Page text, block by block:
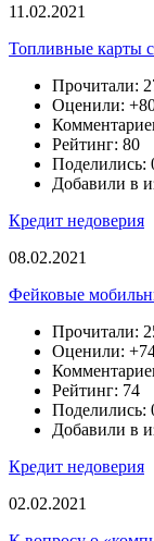
11.02.2021
Топливные карты
Прочитали:
Оценили:
Рейтинг: 80
Поделились:
Добавили в
Кредит недоверия
08.02.2021
Фейковые
Прочитали:
Оценили:
Рейтинг: 74
Поделились:
Добавили в
Кредит недоверия
02.02.2021